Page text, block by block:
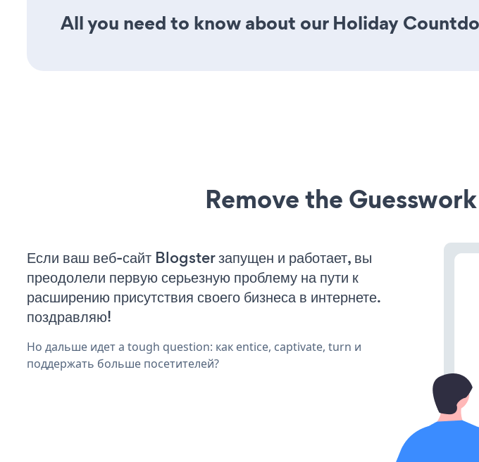
All you need to know about our Holiday
Remove the
Если ваш веб-сайт Blogster запущен и работает, вы
преодолели первую серьезную проблему на пути к
расширению присутствия своего бизнеса в интернете.
поздравляю!
Но дальше идет a tough question: как entice, captivate, turn и
поддержать больше посетителей?